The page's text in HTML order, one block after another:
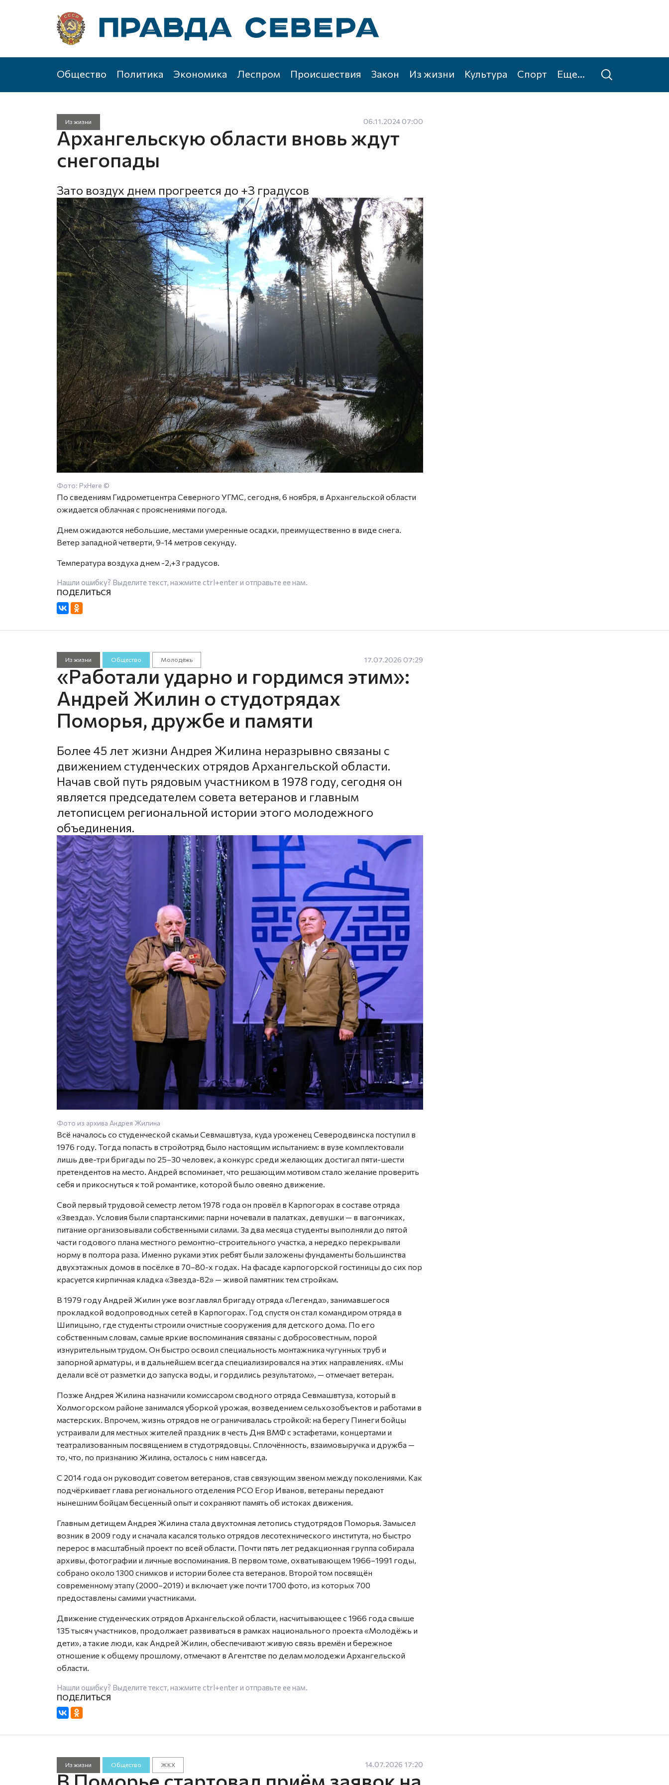
Общество Политика Экономика Леспром Происшествия Закон Из жизни Культура Спорт Еще...
Из жизни 06.11.2024 07:00
Архангельскую области вновь ждут
снегопады
Зато воздух днем прогреется до +3 градусов
Фото: PxHere ©
По сведениям Гидрометцентра Северного УГМС, сегодня, 6 ноября, в Архангельской области
ожидается облачная с прояснениями погода.
Днем ожидаются небольшие, местами умеренные осадки, преимущественно в виде снега.
Ветер западной четверти, 9-14 метров секунду.
Температура воздуха днем -2,+3 градусов.
Нашли ошибку? Выделите текст, нажмите ctrl+enterи отправьте ее нам.
Из жизни Общество Молодёжь 17.07.2026 07:29
«Работали ударно и гордимся этим»:
Андрей Жилин о студотрядах
Поморья, дружбе и памяти
Более 45 лет жизни Андрея Жилина неразрывно связаны с
движением студенческих отрядов Архангельской области.
Начав свой путь рядовым участником в 1978 году, сегодня он
является председателем совета ветеранов и главным
летописцем региональной истории этого молодежного
объединения.
Фото из архива Андрея Жилина
Всё началось со студенческой скамьи Севмашвтуза, куда уроженец Северодвинска поступил в
1976 году. Тогда попасть в стройотряд было настоящим испытанием: в вузе комплектовали
лишь две-три бригады по 25–30 человек, а конкурс среди желающих достигал пяти-шести
претендентов на место. Андрей вспоминает, что решающим мотивом стало желание проверить
себя и прикоснуться к той романтике, которой было овеяно движение.
Свой первый трудовой семестр летом 1978 года он провёл в Карпогорах в составе отряда
«Звезда». Условия были спартанскими: парни ночевали в палатках, девушки — в вагончиках,
питание организовывали собственными силами. За два месяца студенты выполняли до пятой
части годового плана местного ремонтно-строительного участка, а нередко перекрывали
норму в полтора раза. Именно руками этих ребят были заложены фундаменты большинства
двухэтажных домов в посёлке в 70–80-х годах. На фасаде карпогорской гостиницы до сих пор
красуется кирпичная кладка «Звезда-82» — живой памятник тем стройкам.
В 1979 году Андрей Жилин уже возглавлял бригаду отряда «Легенда», занимавшегося
прокладкой водопроводных сетей в Карпогорах. Год спустя он стал командиром отряда в
Шипицыно, где студенты строили очистные сооружения для детского дома. По его
собственным словам, самые яркие воспоминания связаны с добросовестным, порой
изнурительным трудом. Он быстро освоил специальность монтажника чугунных труб и
запорной арматуры, и в дальнейшем всегда специализировался на этих направлениях. «Мы
делали всё от разметки до запуска воды, и гордились результатом», — отмечает ветеран.
Позже Андрея Жилина назначили комиссаром сводного отряда Севмашвтуза, который в
Холмогорском районе занимался уборкой урожая, возведением сельхозобъектов и работами в
мастерских. Впрочем, жизнь отрядов не ограничивалась стройкой: на берегу Пинеги бойцы
устраивали для местных жителей праздник в честь Дня ВМФ с эстафетами, концертами и
театрализованным посвящением в студотрядовцы. Сплочённость, взаимовыручка и дружба —
то, что, по признанию Жилина, осталось с ним навсегда.
С 2014 года он руководит советом ветеранов, став связующим звеном между поколениями. Как
подчёркивает глава регионального отделения РСО Егор Иванов, ветераны передают
нынешним бойцам бесценный опыт и сохраняют память об истоках движения.
Главным детищем Андрея Жилина стала двухтомная летопись студотрядов Поморья. Замысел
возник в 2009 году и сначала касался только отрядов лесотехнического института, но быстро
перерос в масштабный проект по всей области. Почти пять лет редакционная группа собирала
архивы, фотографии и личные воспоминания. В первом томе, охватывающем 1966–1991 годы,
собрано около 1300 снимков и истории более ста ветеранов. Второй том посвящён
современному этапу (2000–2019) и включает уже почти 1700 фото, из которых 700
предоставлены самими участниками.
Движение студенческих отрядов Архангельской области, насчитывающее с 1966 года свыше
135 тысяч участников, продолжает развиваться в рамках национального проекта «Молодёжь и
дети», а такие люди, как Андрей Жилин, обеспечивают живую связь времён и бережное
отношение к общему прошлому, отмечают в Агентстве по делам молодежи Архангельской
области.
Нашли ошибку? Выделите текст, нажмите ctrl+enterи отправьте ее нам.
Из жизни Общество ЖКХ 14.07.2026 17:20